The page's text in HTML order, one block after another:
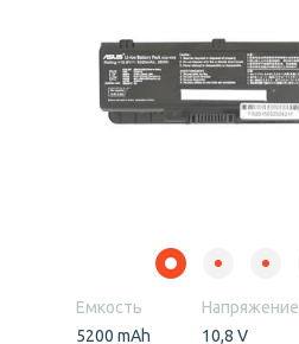
Емкость
5200 mAh
Напряжение
10,8 V